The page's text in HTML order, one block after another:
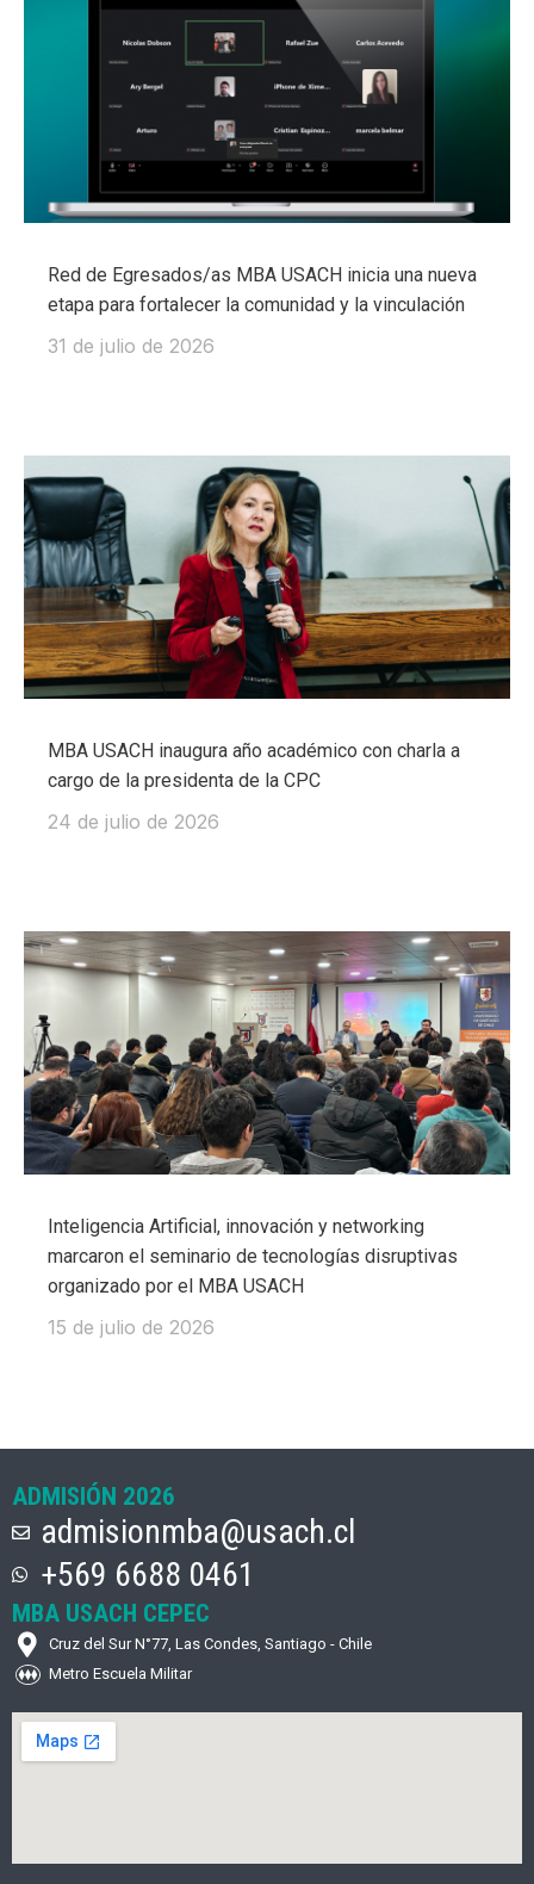
Red de Egresados/as MBA USACH inicia una nueva
etapa para fortalecer la comunidad y la vinculación
31 de julio de 2026
MBA USACH inaugura año académico con charla a
cargo de la presidenta de la CPC
24 de julio de 2026
Inteligencia Artificial, innovación y networking
marcaron el seminario de tecnologías disruptivas
organizado por el MBA USACH
15 de julio de 2026
ADMISIÓN 2026
admisionmba@usach.cl
+569 6688 0461
MBA USACH CEPEC
Cruz del Sur N°77, Las Condes, Santiago - Chile
Metro Escuela Militar